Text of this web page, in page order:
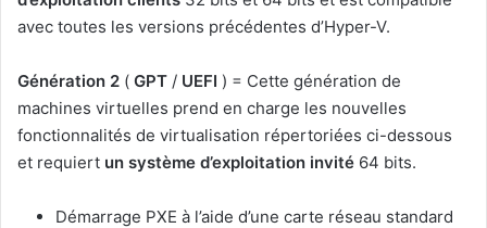
avec toutes les versions précédentes d’Hyper-V.
Génération 2 ( GPT / UEFI ) = Cette génération de
machines virtuelles prend en charge les nouvelles
fonctionnalités de virtualisation répertoriées ci-dessous
et requiert un système d’exploitation invité 64 bits.
Démarrage PXE à l’aide d’une carte réseau standard